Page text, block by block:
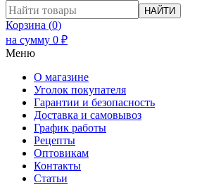
НАЙТИ
Корзина (0)
на сумму 0 ₽
Меню
О магазине
Уголок покупателя
Гарантии и безопасность
Доставка и самовывоз
График работы
Рецепты
Оптовикам
Контакты
Статьи